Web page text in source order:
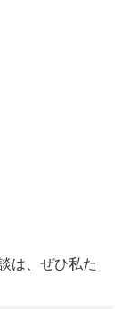
は、ぜひ私た